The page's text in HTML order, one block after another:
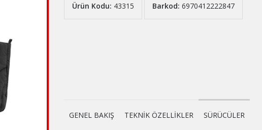
Ürün Kodu: 43315 Barkod: 6970412222847
GENEL BAKIŞ TEKNİK ÖZELLİKLER SÜRÜCÜLER